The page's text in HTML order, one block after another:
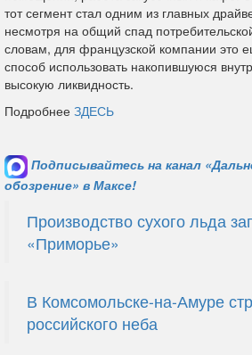
тот сегмент стал одним из главных
несмотря на общий спад
словам, для французской компании это
способ использовать накопившуюся
высокую ликвидность.
Подробнее ЗДЕСЬ
Подписывайтесь на канал
обозрение» в Максе!
Производство сухого льда
«Приморье»
В Комсомольске-на-Амуре
российского неба